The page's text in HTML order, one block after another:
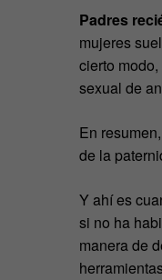
Padres
mujeres
cierto
sexual de
En
de la
Y ahí es
si no ha
manera de